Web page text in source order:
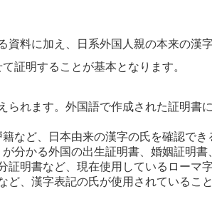
資料に加え、日系外国人親の本来の漢
証明することが基本となります。
られます。外国語で作成された証明書
など、日本由来の漢字の氏を確認でき
分かる外国の出生証明書、婚姻証明
証明書など、現在使用しているローマ
ど、漢字表記の氏が使用されているこ